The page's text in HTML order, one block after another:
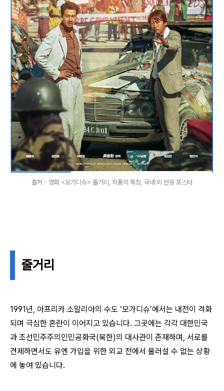
출처 - 영화 <모가디슈> 줄거리, 작품의 특징, 국내·외 반응 포스터
줄거리
1991년, 아프리카 소말리아의 수도 ‘모가디슈’에서는 내전이 격화
되며 극심한 혼란이 이어지고 있습니다. 그곳에는 각각 대한민국
과 조선민주주의인민공화국(북한)의 대사관이 존재하며, 서로를
견제하면서도 유엔 가입을 위한 외교 전에서 물러설 수 없는 상황
에 놓여 있습니다.